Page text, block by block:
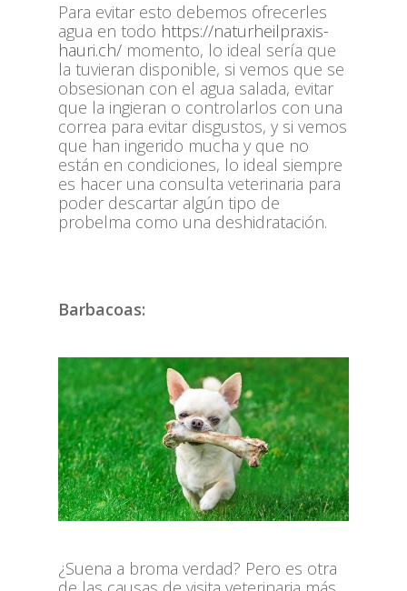
Para evitar esto debemos ofrecerles
agua en todo https://naturheilpraxis-
hauri.ch/ momento, lo ideal sería que
la tuvieran disponible, si vemos que se
obsesionan con el agua salada, evitar
que la ingieran o controlarlos con una
correa para evitar disgustos, y si vemos
que han ingerido mucha y que no
están en condiciones, lo ideal siempre
es hacer una consulta veterinaria para
poder descartar algún tipo de
probelma como una deshidratación.
Barbacoas:
¿Suena a broma verdad? Pero es otra